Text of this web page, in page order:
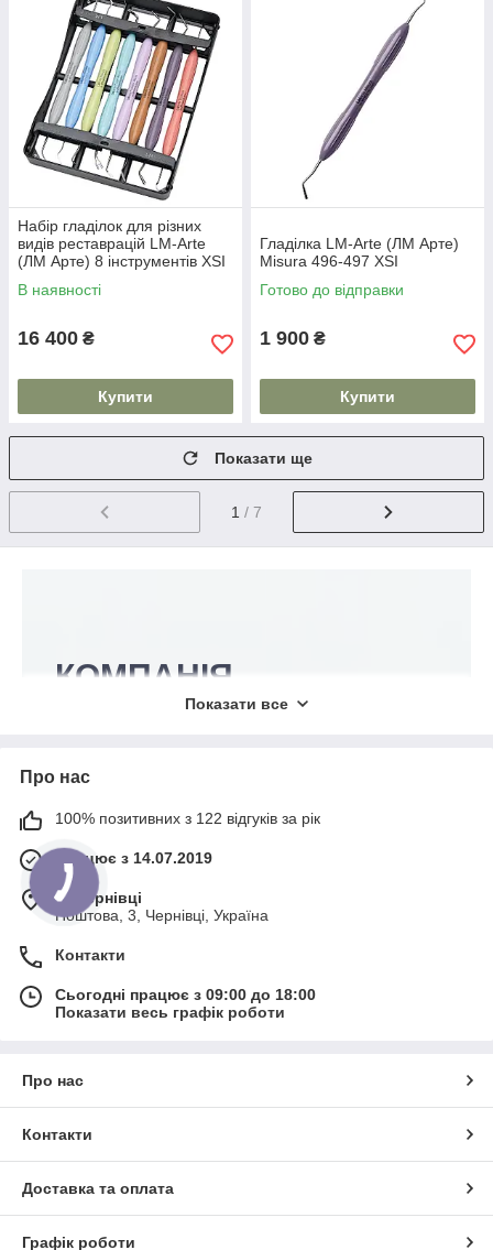
Набір гладілок для різних
видів реставрацій LM-Arte
(ЛМ Арте) 8 інструментів XSI
В наявності
16 400 ₴
Купити
Гладілка LM-Arte (ЛМ Арте)
Misura 496-497 XSI
Готово до відправки
1 900 ₴
Купити
Показати ще
1 / 7
КОМПАНІЯ
NEWDENTAL
інструменти LM, ціна яких вас
можлива у всі міста країни.
ПЕРЕЙТИ ДО ВИБОРУ!
Які види інструментів ми
пропонуємо?
вражають своїм різноманіттям. Вони
Показати все
Про нас
100% позитивних з 122 відгуків за рік
Працює з 14.07.2019
м. Чернівці
Поштова, 3, Чернівці, Україна
Контакти
Сьогодні працює з 09:00 до 18:00
Показати весь графік роботи
Про нас
Контакти
Доставка та оплата
Графік роботи